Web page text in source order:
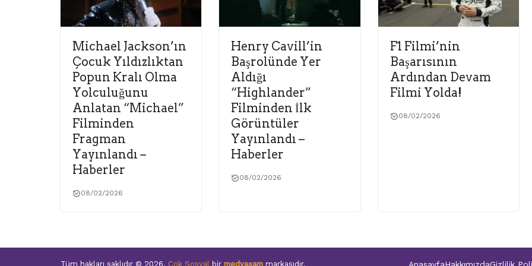
Michael Jackson’ın
Çocuk Yıldızlıktan
Popun Kralı Olma
Yolculuğunu
Anlatan “Michael”
Filminden
Fragman
Yayınlandı –
Haberler
08/02/2026
Henry Cavill’in
Başrolünde Yer
Aldığı
“Highlander”
Filminden İlk
Görüntüler
Yayınlandı –
Haberler
08/02/2026
F1 Filmi’nin
Başarısının
Ardından Devam
Filmi Yolda!
08/02/2026
Tüm hakları saklıdır © 2026. Çok Sosyal bir medyaşam markasıdır.